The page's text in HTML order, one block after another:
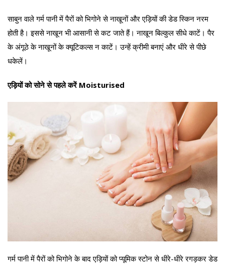
साबुन वाले गर्म पानी में पैरों को भिगोने से नाखूनों और एड़ियों की डेड स्किन नरम
होती है। इससे नाखून भी आसानी से कट जाते हैं। नाखून बिल्कुल सीधे काटें। पैर
के अंगूठे के नाखूनों के क्यूटिकल्स न काटें। उन्हें क्रीमी बनाएं और धीरे से पीछे
धकेलें।
एड़ियों को सोने से पहले करें Moisturised
गर्म पानी में पैरों को भिगोने के बाद एड़ियों को प्यूमिक स्टोन से धीरे-धीरे रगड़कर डेड